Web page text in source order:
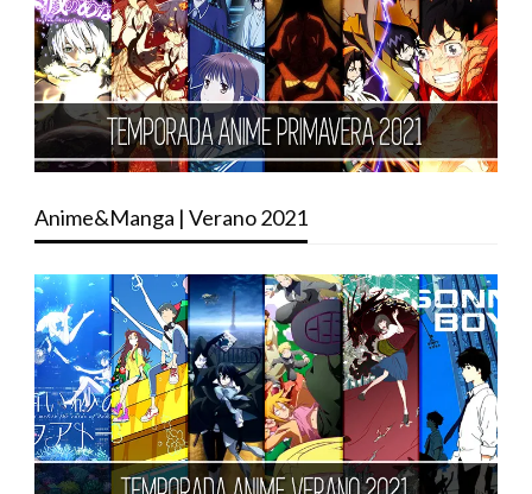
Anime&Manga | Verano 2021